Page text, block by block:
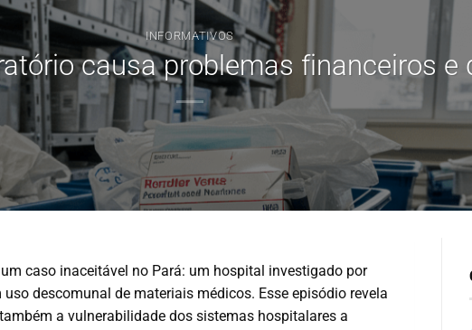
INFORMATIVOS
causa problemas financeiros e
caso inaceitável no Pará: um hospital investigado por
descomunal de materiais médicos. Esse episódio revela
a vulnerabilidade dos sistemas hospitalares a